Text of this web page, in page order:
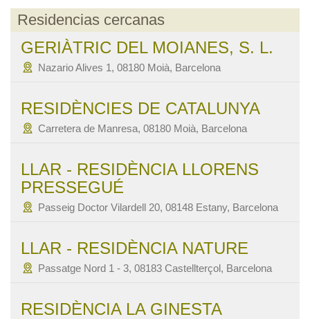
Residencias cercanas
GERIÀTRIC DEL MOIANES, S. L.
Nazario Alives 1, 08180 Moià, Barcelona
RESIDÈNCIES DE CATALUNYA
Carretera de Manresa, 08180 Moià, Barcelona
LLAR - RESIDÈNCIA LLORENS
PRESSEGUÉ
Passeig Doctor Vilardell 20, 08148 Estany, Barcelona
LLAR - RESIDÈNCIA NATURE
Passatge Nord 1 - 3, 08183 Castellterçol, Barcelona
RESIDÈNCIA LA GINESTA